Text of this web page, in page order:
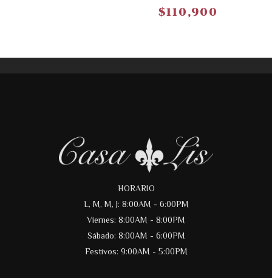
$110,900
HORARIO
L, M, M, J: 8:00AM - 6:00PM
Viernes: 8:00AM - 8:00PM
Sábado: 8:00AM - 6:00PM
Festivos: 9:00AM - 5:00PM